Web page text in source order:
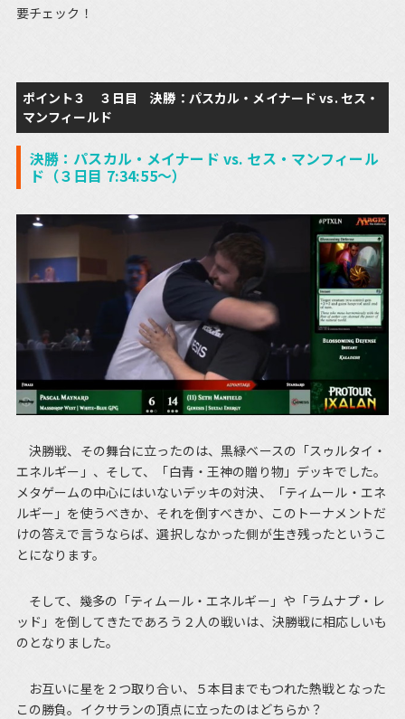
要チェック！
ポイント３ ３日目 決勝：パスカル・メイナード vs. セス・
マンフィールド
決勝：パスカル・メイナード vs. セス・マンフィール
ド（３日目 7:34:55～）
決勝戦、その舞台に立ったのは、黒緑ベースの「スゥルタイ・
エネルギー」、そして、「白青・王神の贈り物」デッキでした。
メタゲームの中心にはいないデッキの対決、「ティムール・エネ
ルギー」を使うべきか、それを倒すべきか、このトーナメントだ
けの答えで言うならば、選択しなかった側が生き残ったというこ
とになります。
そして、幾多の「ティムール・エネルギー」や「ラムナプ・レ
ッド」を倒してきたであろう２人の戦いは、決勝戦に相応しいも
のとなりました。
お互いに星を２つ取り合い、５本目までもつれた熱戦となった
この勝負。イクサランの頂点に立ったのはどちらか？